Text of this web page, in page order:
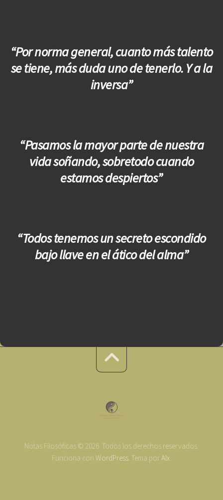
“Por norma general, cuanto más talento
se tiene, más duda uno de tenerlo. Y a la
inversa”
“Pasamos la mayor parte de nuestra
vida soñando, sobretodo cuando
estamos despiertos”
“Todos tenemos un secreto escondido
bajo llave en el ático del alma”
Notas Filosóficas © 2026. Todos los derechos reservados.
Funciona con WordPress. Tema porAlx.